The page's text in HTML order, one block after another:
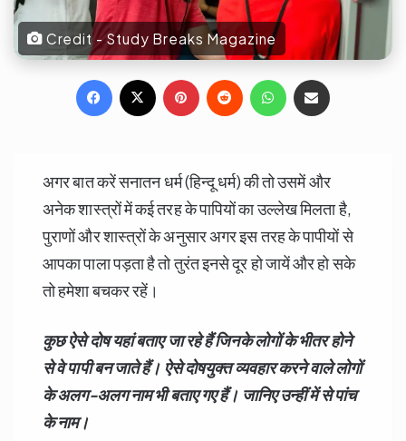
Credit - Study Breaks Magazine
Facebook Pinterest
Reddit WhatsApp
अगर बात करें सनातन धर्म (हिन्दू धर्म) की तो उसमें और
अनेक शास्त्रों में कई तरह के पापियों का उल्लेख मिलता है,
पुराणों और शास्त्रों के अनुसार अगर इस तरह के पापीयों से
आपका पाला पड़ता है तो तुरंत इनसे दूर हो जायें और हो सके
तो हमेशा बचकर रहें।
कुछ ऐसे दोष यहां बताए जा रहे हैं जिनके लोगों के भीतर होने
से वे पापी बन जाते हैं। ऐसे दोषयुक्त व्यवहार करने वाले लोगों
के अलग-अलग नाम भी बताए गए हैं। जानिए उन्हीं में से पांच
के नाम।